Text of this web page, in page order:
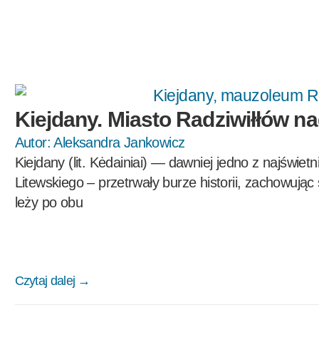
Kiejdany. Miasto Radziwiłłów
Autor: Aleksandra Jankowicz
Kiejdany (lit. Kėdainiai) — dawniej jedno z
Litewskiego – przetrwały burze historii,
leży po obu
Czytaj dalej →